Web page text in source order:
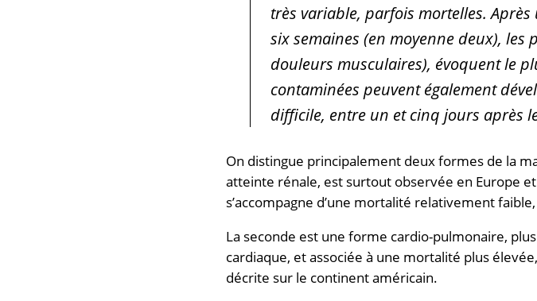
très variable, parfois mortelles.
six semaines (en moyenne deux), les
douleurs musculaires), évoquent le
contaminées peuvent également
difficile, entre un et cinq jours après
On distingue principalement deux formes de la
atteinte rénale, est surtout observée en Europe
s’accompagne d’une mortalité relativement
La seconde est une forme cardio-pulmonaire,
cardiaque, et associée à une mortalité plus
décrite sur le continent américain.